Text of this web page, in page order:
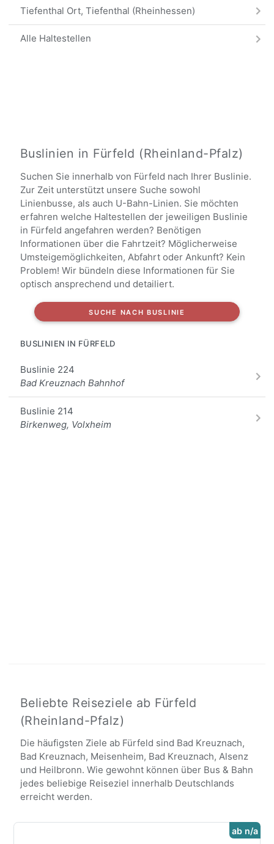
Tiefenthal Ort, Tiefenthal (Rheinhessen)
Alle Haltestellen
Buslinien in Fürfeld (Rheinland-Pfalz)
Suchen Sie innerhalb von Fürfeld nach Ihrer Buslinie.
Zur Zeit unterstützt unsere Suche sowohl
Linienbusse, als auch U-Bahn-Linien. Sie möchten
erfahren welche Haltestellen der jeweiligen Buslinie
in Fürfeld angefahren werden? Benötigen
Informationen über die Fahrtzeit? Möglicherweise
Umsteigemöglichkeiten, Abfahrt oder Ankunft? Kein
Problem! Wir bündeln diese Informationen für Sie
optisch ansprechend und detailiert.
SUCHE NACH BUSLINIE
BUSLINIEN IN FÜRFELD
Buslinie 224
Bad Kreuznach Bahnhof
Buslinie 214
Birkenweg, Volxheim
Beliebte Reiseziele ab Fürfeld
(Rheinland-Pfalz)
Die häufigsten Ziele ab Fürfeld sind Bad Kreuznach,
Bad Kreuznach, Meisenheim, Bad Kreuznach, Alsenz
und Heilbronn. Wie gewohnt können über Bus & Bahn
jedes beliebige Reiseziel innerhalb Deutschlands
erreicht werden.
ab n/a